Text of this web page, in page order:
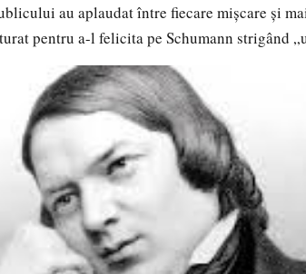
au aplaudat între fiecare mișcare și
pentru a-l felicita pe Schumann strigând